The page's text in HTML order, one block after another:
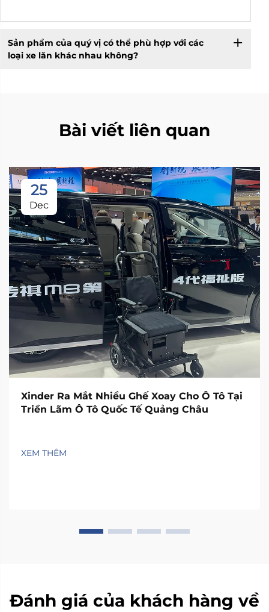
Sản phẩm của quý vị có thể phù hợp với các
loại xe lăn khác nhau không?
Bài viết liên quan
25
Dec
Xinder Ra Mắt Nhiều Ghế Xoay Cho Ô Tô Tại
Triển Lãm Ô Tô Quốc Tế Quảng Châu
XEM THÊM
Đánh giá của khách hàng về